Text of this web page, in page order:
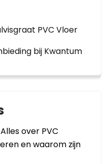
PVC Vloer
bij Kwantum
Alles over PVC
en waarom zijn